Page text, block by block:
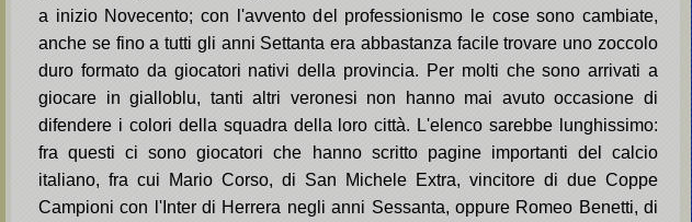
a inizio Novecento; con l'avvento del professionismo le cose sono cambiate,
anche se fino a tutti gli anni Settanta era abbastanza facile trovare uno zoccolo
duro formato da giocatori nativi della provincia. Per molti che sono arrivati a
giocare in gialloblu, tanti altri veronesi non hanno mai avuto occasione di
difendere i colori della squadra della loro città. L'elenco sarebbe lunghissimo:
fra questi ci sono giocatori che hanno scritto pagine importanti del calcio
italiano, fra cui Mario Corso, di San Michele Extra, vincitore di due Coppe
Campioni con l'Inter di Herrera negli anni Sessanta, oppure Romeo Benetti, di